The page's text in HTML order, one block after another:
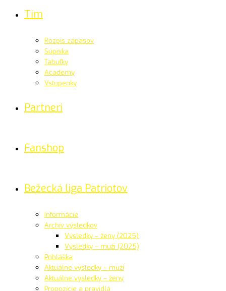
Tím
Rozpis zápasov
Súpiska
Tabuľky
Academy
Vstupenky
Partneri
Fanshop
Bežecká liga Patriotov
Informácie
Archív výsledkov
Výsledky – ženy (2025)
Výsledky – muži (2025)
Prihláška
Aktuálne výsledky – muži
Aktuálne výsledky – ženy
Propozície a pravidlá